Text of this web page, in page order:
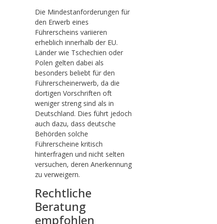
Die Mindestanforderungen für
den Erwerb eines
Führerscheins variieren
erheblich innerhalb der EU.
Länder wie Tschechien oder
Polen gelten dabei als
besonders beliebt für den
Führerscheinerwerb, da die
dortigen Vorschriften oft
weniger streng sind als in
Deutschland. Dies führt jedoch
auch dazu, dass deutsche
Behörden solche
Führerscheine kritisch
hinterfragen und nicht selten
versuchen, deren Anerkennung
zu verweigern.
Rechtliche
Beratung
empfohlen